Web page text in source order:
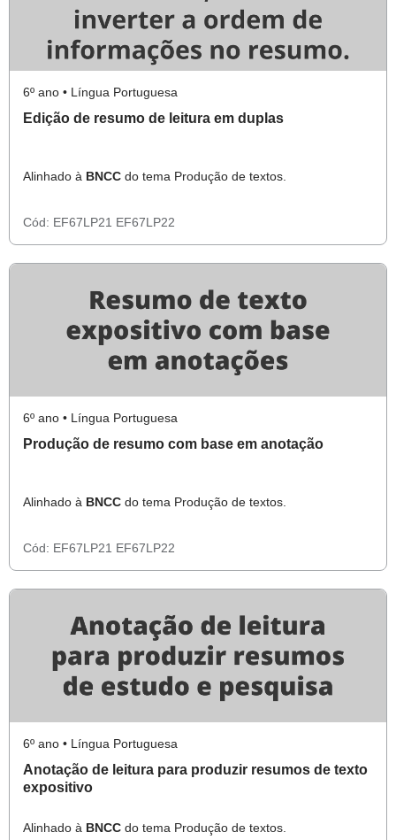
6º ano • Língua Portuguesa
Edição de resumo de leitura em duplas
Alinhado à BNCC do tema Produção de textos.
Cód: EF67LP21 EF67LP22
6º ano • Língua Portuguesa
Produção de resumo com base em anotação
Alinhado à BNCC do tema Produção de textos.
Cód: EF67LP21 EF67LP22
6º ano • Língua Portuguesa
Anotação de leitura para produzir resumos de texto
expositivo
Alinhado à BNCC do tema Produção de textos.